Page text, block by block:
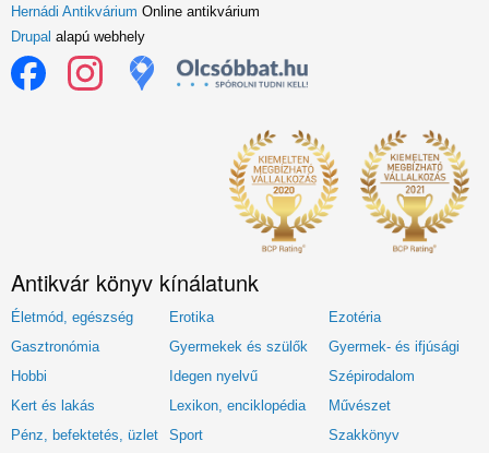
Hernádi Antikvárium Online antikvárium
Drupal alapú webhely
Antikvár könyv kínálatunk
Életmód, egészség Erotika
Ezotéria
Gasztronómia
Gyermekek és szülők
Gyermek- és ifjúsági
Hobbi
Idegen nyelvű
Szépirodalom
Kert és lakás
Lexikon, enciklopédia
Művészet
Pénz, befektetés, üzlet
Sport Szakkönyv